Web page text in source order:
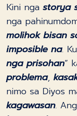
Kini ngastorya
nga
molihok bisan
imposible na.
nga prisohan”
problema,
nimo sa Diyos
kagawasan.